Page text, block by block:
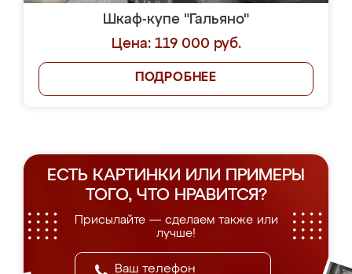
Шкаф-купе "Гальяно"
Цена: 119 000 руб.
ПОДРОБНЕЕ
ЕСТЬ КАРТИНКИ ИЛИ ПРИМЕРЫ
ТОГО, ЧТО НРАВИТСЯ?
Присылайте — сделаем также или
лучше!